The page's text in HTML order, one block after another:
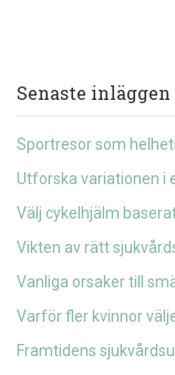
Senaste inläggen
Sportresor som
Utforska variationen i
Välj cykelhjälm
Vikten av rätt
Vanliga orsaker till
Varför fler kvinnor
Framtidens